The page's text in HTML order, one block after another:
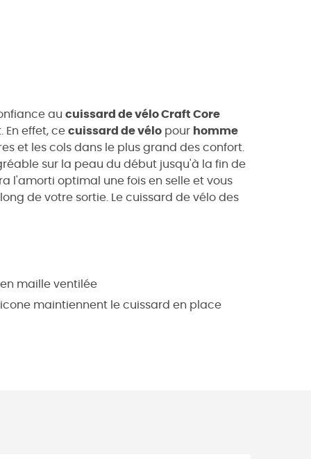
au cuissard de vélo Craft Core
effet, ce cuissard de vélo pour homme
et les cols dans le plus grand des confort.
sur la peau du début jusqu'à la fin de
l'amorti optimal une fois en selle et vous
de votre sortie. Le cuissard de vélo des
maille ventilée
maintiennent le cuissard en place